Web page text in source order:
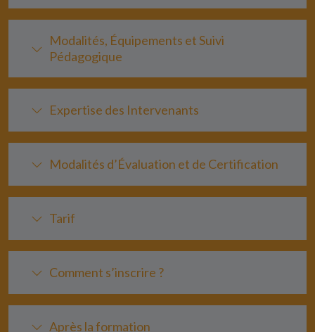
Modalités, Équipements et Suivi
Pédagogique
Expertise des Intervenants
Modalités d’Évaluation et de Certification
Tarif
Comment s’inscrire ?
Après la formation